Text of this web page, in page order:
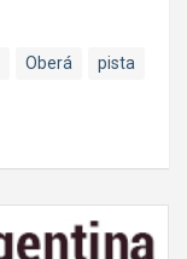
Oberá
pista